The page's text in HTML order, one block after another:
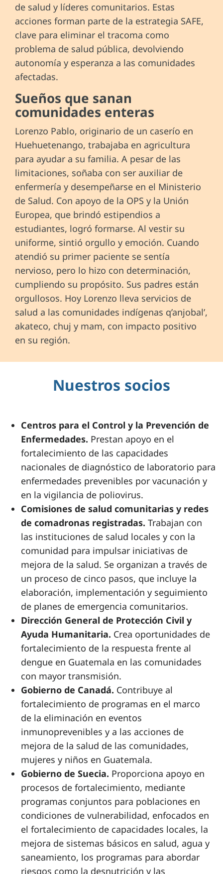
de salud y líderes comunitarios. Estas
acciones forman parte de la estrategia SAFE,
clave para eliminar el tracoma como
problema de salud pública, devolviendo
autonomía y esperanza a las comunidades
afectadas.
Sueños que sanan
comunidades enteras
Lorenzo Pablo, originario de un caserío en
Huehuetenango, trabajaba en agricultura
para ayudar a su familia. A pesar de las
limitaciones, soñaba con ser auxiliar de
enfermería y desempeñarse en el Ministerio
de Salud. Con apoyo de la OPS y la Unión
Europea, que brindó estipendios a
estudiantes, logró formarse. Al vestir su
uniforme, sintió orgullo y emoción. Cuando
atendió su primer paciente se sentía
nervioso, pero lo hizo con determinación,
cumpliendo su propósito. Sus padres están
orgullosos. Hoy Lorenzo lleva servicios de
salud a las comunidades indígenas q’anjobal’,
akateco, chuj y mam, con impacto positivo
en su región.
Nuestros socios
Centros para el Control y la Prevención de
Enfermedades. Prestan apoyo en el
fortalecimiento de las capacidades
nacionales de diagnóstico de laboratorio para
enfermedades prevenibles por vacunación y
en la vigilancia de poliovirus.
Comisiones de salud comunitarias y redes
de comadronas registradas. Trabajan con
las instituciones de salud locales y con la
comunidad para impulsar iniciativas de
mejora de la salud. Se organizan a través de
un proceso de cinco pasos, que incluye la
elaboración, implementación y seguimiento
de planes de emergencia comunitarios.
Dirección General de Protección Civil y
Ayuda Humanitaria. Crea oportunidades de
fortalecimiento de la respuesta frente al
dengue en Guatemala en las comunidades
con mayor transmisión.
Gobierno de Canadá. Contribuye al
fortalecimiento de programas en el marco
de la eliminación en eventos
inmunoprevenibles y a las acciones de
mejora de la salud de las comunidades,
mujeres y niños en Guatemala.
Gobierno de Suecia. Proporciona apoyo en
procesos de fortalecimiento, mediante
programas conjuntos para poblaciones en
condiciones de vulnerabilidad, enfocados en
el fortalecimiento de capacidades locales, la
mejora de sistemas básicos en salud, agua y
saneamiento, los programas para abordar
riesgos como la desnutrición y las